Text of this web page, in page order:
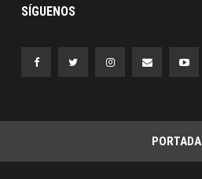
SÍGUENOS
PORTADA